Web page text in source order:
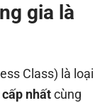
gia là
Class) là loại
nhấtcùng